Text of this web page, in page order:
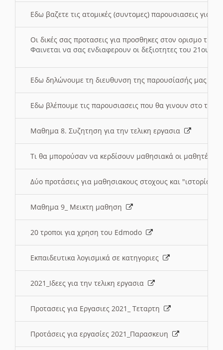
Εδω βαζετε τις ατομικές (συντομες) παρουσιασεις για
Οι δικές σας προτασεις για προσθηκες στον ορισμο
Φαινεται να σας ενδιαφερουν οι δεξιοτητες του 21ου
Εδω δηλώνουμε τη διευθυνση της παρουσίασής μας
Εδω βλέπουμε τις παρουσιασεις που θα γινουν στο
Μαθημα 8. Συζητηση για την τελικη εργασια
Τι θα μπορούσαν να κερδίσουν μαθησιακά οι μαθητές/
Δύο προτάσεις για μαθησιακους στοχους και "ιστορία"
Μαθημα 9_ Μεικτη μαθηση
20 τροποι για χρηση του Edmodo
Εκπαιδευτικα λογισμικά σε κατηγοριες
2021_Ιδεες για την τελικη εργασια
Προτασεις για Εργασιες 2021_ Τεταρτη
Προτάσεις για εργασίες 2021_Παρασκευη